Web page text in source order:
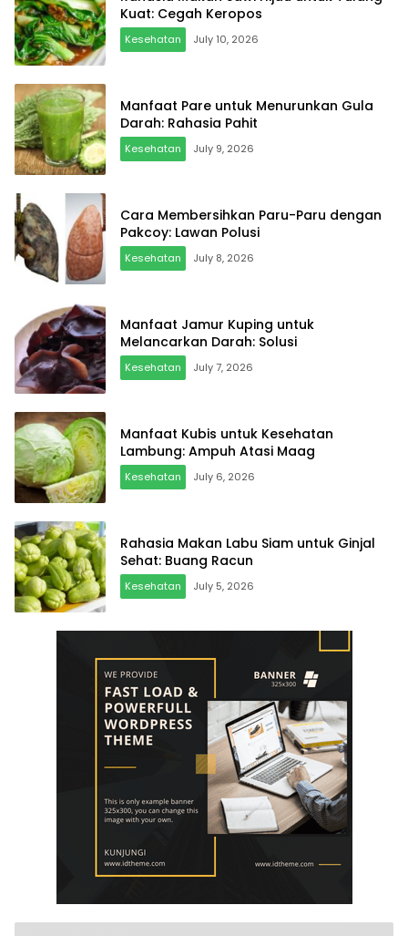
Kuat: Cegah Keropos
Kesehatan July 10, 2026
Manfaat Pare untuk Menurunkan Gula
Darah: Rahasia Pahit
Kesehatan July 9, 2026
Cara Membersihkan Paru-Paru dengan
Pakcoy: Lawan Polusi
Kesehatan July 8, 2026
Manfaat Jamur Kuping untuk
Melancarkan Darah: Solusi
Kesehatan July 7, 2026
Manfaat Kubis untuk Kesehatan
Lambung: Ampuh Atasi Maag
Kesehatan July 6, 2026
Rahasia Makan Labu Siam untuk Ginjal
Sehat: Buang Racun
Kesehatan July 5, 2026